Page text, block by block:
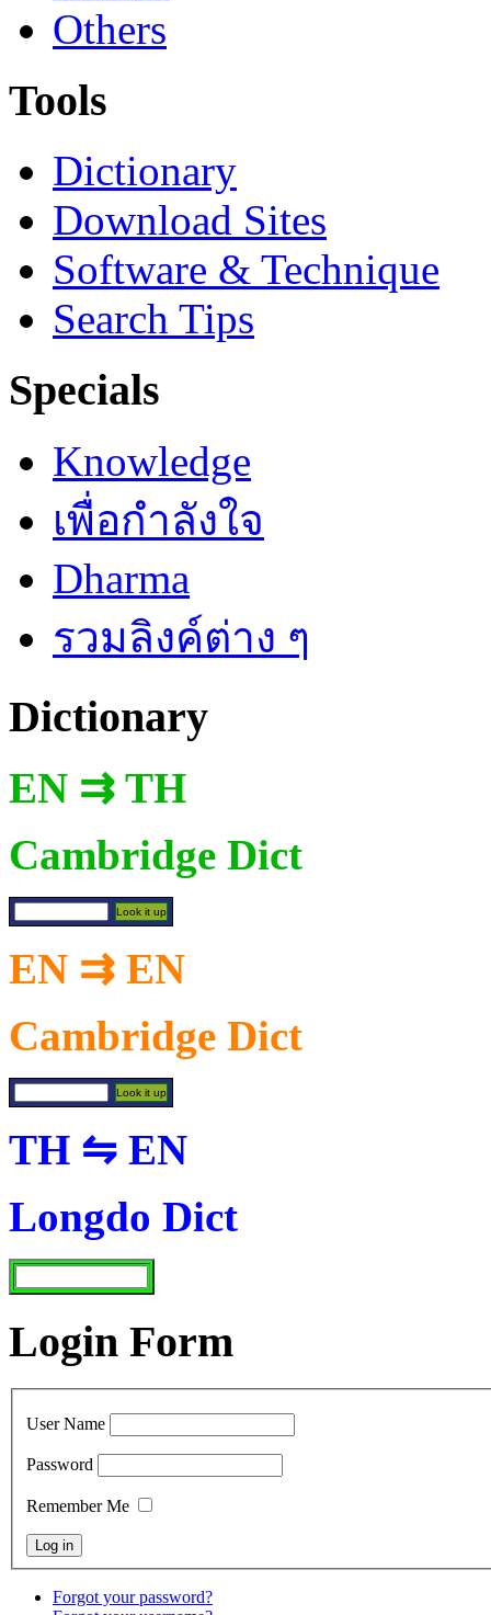
Others
Tools
Dictionary
Download Sites
Software & Technique
Search Tips
Specials
Knowledge
เพื่อกำลังใจ
Dharma
รวมลิงค์ต่าง ๆ
Dictionary
EN ⇉ TH
Cambridge Dict
EN ⇉ EN
Cambridge Dict
TH ⇋ EN
Longdo Dict
Login Form
User Name
Password
Remember Me
Forgot your password?